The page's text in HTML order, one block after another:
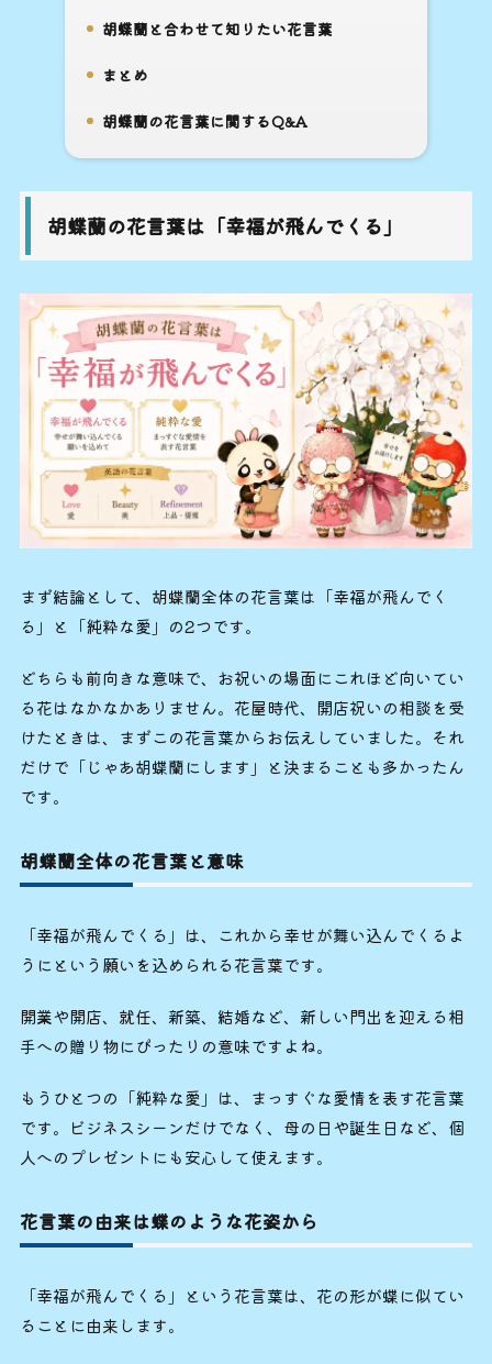
9.
胡蝶蘭と合わせて知りたい花言葉
10.
まとめ
11.
胡蝶蘭の花言葉に関するQ&A
胡蝶蘭の花言葉は「幸福が飛んでくる」
まず結論として、胡蝶蘭全体の花言葉は「幸福が飛んでく
る」と「純粋な愛」の2つです。
どちらも前向きな意味で、お祝いの場面にこれほど向いてい
る花はなかなかありません。花屋時代、開店祝いの相談を受
けたときは、まずこの花言葉からお伝えしていました。それ
だけで「じゃあ胡蝶蘭にします」と決まることも多かったん
です。
胡蝶蘭全体の花言葉と意味
「幸福が飛んでくる」は、これから幸せが舞い込んでくるよ
うにという願いを込められる花言葉です。
開業や開店、就任、新築、結婚など、新しい門出を迎える相
手への贈り物にぴったりの意味ですよね。
もうひとつの「純粋な愛」は、まっすぐな愛情を表す花言葉
です。ビジネスシーンだけでなく、母の日や誕生日など、個
人へのプレゼントにも安心して使えます。
花言葉の由来は蝶のような花姿から
「幸福が飛んでくる」という花言葉は、花の形が蝶に似てい
ることに由来します。